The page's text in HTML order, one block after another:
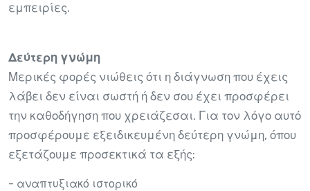
εμπειρίες.
Δεύτερη γνώμη
Μερικές φορές νιώθεις ότι η διάγνωση που έχεις
λάβει δεν είναι σωστή ή δεν σου έχει προσφέρει
την καθοδήγηση που χρειάζεσαι. Για τον λόγο αυτό
προσφέρουμε εξειδικευμένη δεύτερη γνώμη, όπου
εξετάζουμε προσεκτικά τα εξής:
- αναπτυξιακό ιστορικό